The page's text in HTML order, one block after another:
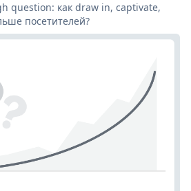
question: как draw in, captivate,
посетителей?